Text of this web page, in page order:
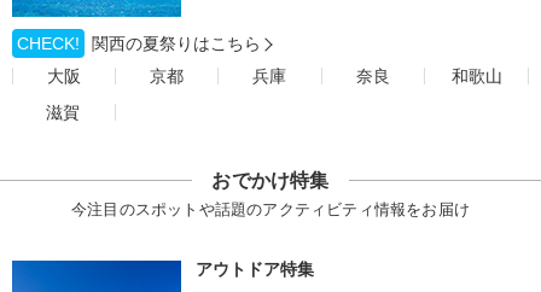
CHECK!
関西の夏祭りはこちら
大阪
京都 兵庫 奈良
和歌山
滋賀
おでかけ特集
今注目のスポットや話題のアクティビティ情報をお届け
アウトドア特集